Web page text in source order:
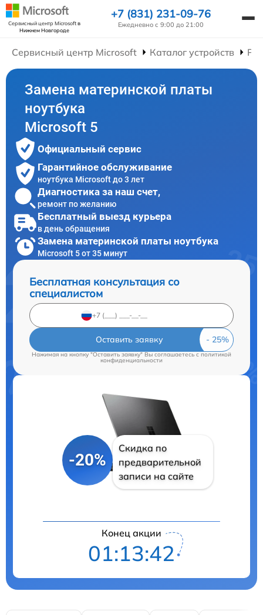
Сервисный центр Microsoftв
Нижнем Новгороде
+7 (831) 231-09-76
Ежедневно с 9:00 до 21:00
Сервисный центр Microsoft Каталог устройств
Замена материнской платы
ноутбука
Microsoft 5
Официальный сервис
Гарантийное обслуживание
ноутбука Microsoft до 3 лет
Диагностика за наш счет,
ремонт по желанию
Бесплатный выезд курьера
в день обращения
Замена материнской платы ноутбука
Microsoft 5 от 35 минут
Бесплатная консультация со
специалистом
Оставить заявку
Нажимая на кнопку "Оставить заявку" Вы соглашаетесь cполитикой
конфиденциальности
-20%
Скидка по
предварительной
записи на сайте
Конец акции
01:13:41